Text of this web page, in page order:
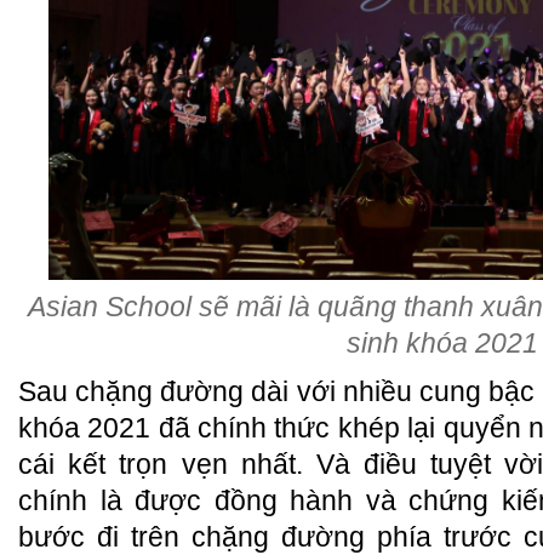
Asian School sẽ mãi là quãng thanh
sinh khóa 2021
Sau chặng đường dài với nhiều cung
khóa 2021 đã chính thức khép lại quyển
cái kết trọn vẹn nhất. Và điều tuyệt
chính là được đồng hành và chứng
bước đi trên chặng đường phía trước